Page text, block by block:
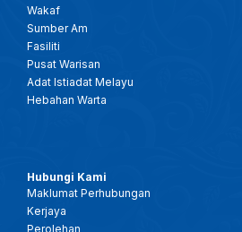
Wakaf
Sumber Am
Fasiliti
Pusat Warisan
Adat Istiadat Melayu
Hebahan Warta
Hubungi Kami
Maklumat Perhubungan
Kerjaya
Perolehan